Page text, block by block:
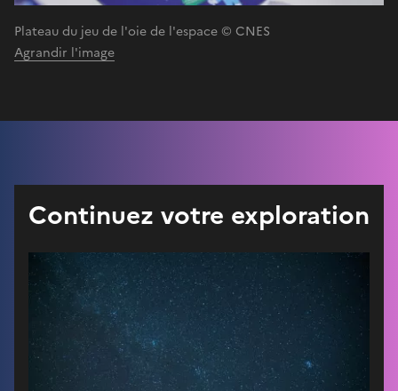
Plateau du jeu de l'oie de l'espace © CNES
Agrandir l'image
Continuez votre exploration